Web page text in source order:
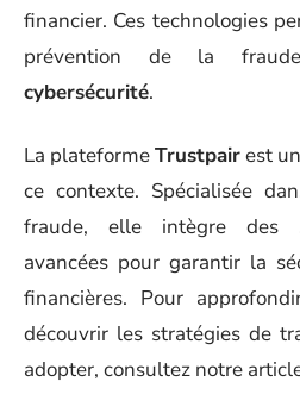
financier. Ces technologies
prévention de la
cybersécurité.
La plateformeTrustpairest
ce contexte. Spécialisée
fraude, elle intègre des
avancées pour garantir la
financières. Pour
découvrir les stratégies de
adopter, consultez notre